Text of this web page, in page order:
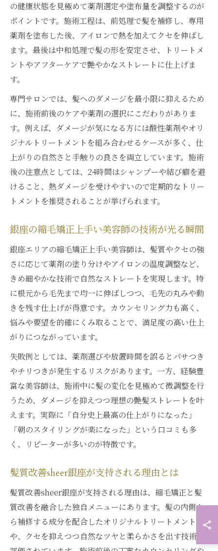
の健康状態を見極めて薬剤選定や塗布量を調整するのが
ポイントです。施術工程は、前処理で髪を補修し、専用
薬剤を塗布した後、アイロンで熱を加えてクセを伸ばし
ます。最後は中和処理で髪の形を安定させ、トリートメ
ントやアフターケアで艶やかなストレートに仕上げま
す。
専門サロンでは、髪へのダメージを最小限に抑えるため
に、施術前後のケアや薬剤の選択にこだわりがありま
す。例えば、ダメージが気になる方には酸性薬剤やオリ
ジナルトリートメントを組み合わせるケースが多く、仕
上がりの自然さと手触りの良さを両立しています。施術
後の注意点としては、24時間はシャンプーや結び癖を避
けること、熱ダメージを受けやすいので定期的なトリー
トメントを推奨されることが挙げられます。
銀座の縮毛矯正上手い美容師の技術が光る瞬間
銀座エリアの縮毛矯正上手い美容師は、髪質やクセの強
さに応じて薬剤の塗り分けやアイロンの温度調整など、
きめ細やかな技術で自然なストレートを実現します。特
に根元から毛先まで均一に伸ばしつつ、毛先の丸みや動
きを残す仕上げが得意です。カウンセリング力も高く、
悩みや要望を的確にくみ取ることで、満足度の高い仕上
がりにつながっています。
失敗例としては、薬剤選びや放置時間を誤るとパサつき
やチリつきが発生するリスクがあります。一方、経験豊
富な美容師は、施術中に髪の変化を見極めて微調整を行
うため、ダメージを抑えつつ理想の艶髪ストレートを叶
えます。実際に「自分史上最高の仕上がりになった」
「朝のスタイリングが楽になった」という口コミも多
く、リピーターが多いのが特徴です。
髪質改善sheer銀座が支持される理由とは
髪質改善sheer銀座が支持される理由は、縮毛矯正と髪
質改善を融合した独自メニューにあります。髪の内側か
ら補修する成分を配合したオリジナルトリートメント
や、クセを抑えつつ自然なツヤと柔らかさを出す技術が